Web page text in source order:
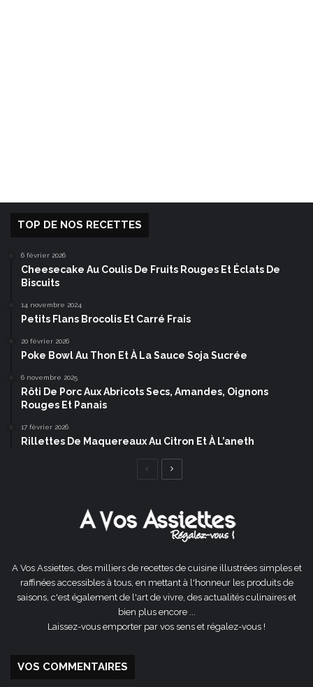
TOP DE NOS RECETTES
6 février 2026
Cheesecake Au Coulis De Fruits Rouges Et Éclats De
Biscuits
14 novembre 2024
Petits Flans Brocolis Et Carré Frais
20 février 2026
Poke Bowl Au Thon Et À La Sauce Soja Sucrée
6 novembre 2025
Rôti De Porc Aux Abricots Secs, Amandes, Oignons
Rouges Et Panais
17 février 2026
Rillettes De Maquereaux Au Citron Et À L’aneth
Page
A Vos Assiettes, des milliers de recettes de cuisine illustrées simples et
raffinées accessibles à tous, en mettant à l'honneur les produits de
saisons, c'est également de l'art de vivre, des actualités culinaires et
bien plus encore ...
Laissez-vous emporter par vos sens et régalez-vous !
VOS COMMENTAIRES